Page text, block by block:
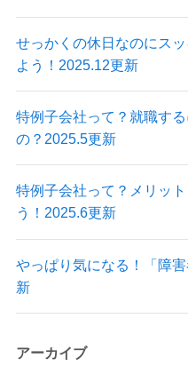
せっかくの休日なのにス
よう！2025.12更新
特例子会社って？就職す
の？2025.5更新
特例子会社って？メリッ
う！2025.6更新
やっぱり気になる！「障
新
アーカイブ